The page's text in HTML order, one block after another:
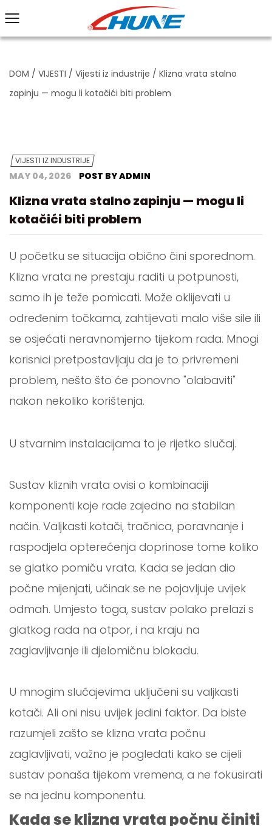
DOM / VIJESTI / Vijesti iz industrije / Klizna vrata stalno
zapinju — mogu li kotačići biti problem
VIJESTI IZ INDUSTRIJE
MAY 04, 2026 POST BY ADMIN
Klizna vrata stalno zapinju — mogu li
kotačići biti problem
U početku se situacija obično čini sporednom.
Klizna vrata ne prestaju raditi u potpunosti,
samo ih je teže pomicati. Može oklijevati u
određenim točkama, zahtijevati malo više sile ili
se osjećati neravnomjerno tijekom rada. Mnogi
korisnici pretpostavljaju da je to privremeni
problem, nešto što će ponovno "olabaviti"
nakon nekoliko korištenja.
U stvarnim instalacijama to je rijetko slučaj.
Sustav kliznih vrata ovisi o kombinaciji
komponenti koje rade zajedno na stabilan
način. Valjkasti kotači, tračnica, poravnanje i
raspodjela opterećenja doprinose tome koliko
se glatko pomiču vrata. Kada se jedan dio
počne mijenjati, učinak se ne pojavljuje uvijek
odmah. Umjesto toga, sustav polako prelazi s
glatkog rada na otpor, i na kraju na
zaglavljivanje ili djelomičnu blokadu.
U mnogim slučajevima uključeni su valjkasti
kotači. Ali oni nisu uvijek jedini faktor. Da biste
razumjeli zašto se klizna vrata počnu
zaglavljivati, važno je pogledati kako se cijeli
sustav ponaša tijekom vremena, a ne fokusirati
se na jednu komponentu.
Kada se klizna vrata počnu činiti